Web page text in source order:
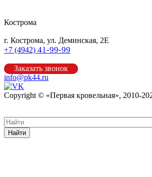
Кострома
г. Кострома, ул. Деминская, 2Е
+7 (4942) 41-99-99
Заказать звонок
info@pk44.ru
Copyright © «Первая кровельная», 2010-
Найти